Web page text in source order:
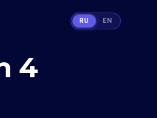
4
RU EN